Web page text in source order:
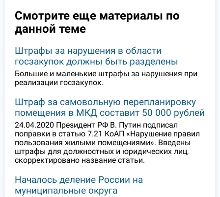
Смотрите еще материалы по
данной теме
Штрафы за нарушения в области
госзакупок должны быть разделены
Большие и маленькие штрафы за нарушения при
реализации госзакупок.
Штраф за самовольную перепланировку
помещения в МКД составит 50 000 рублей
24.04.2020 Президент РФ В. Путин подписал
поправки в статью 7.21 КоАП «Нарушение правил
пользования жилыми помещениями». Введены
штрафы для должностных и юридических лиц,
скорректировано название статьи.
Началось деление России на
муниципальные округа